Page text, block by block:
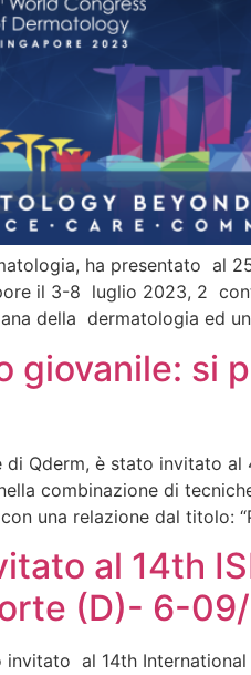
ha presentato al
il 3-8 luglio 2023, 2
della dermatologia ed
giovanile: si
Qderm, è stato invitato
combinazione di
una relazione dal titolo:
al 14th
(D)- 6-
invitato al 14th